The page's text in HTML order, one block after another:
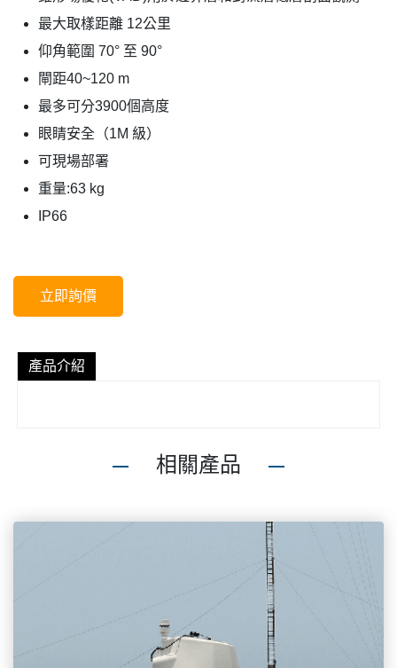
最大取樣距離 12公里
仰角範圍 70° 至 90°
閘距40~120 m
最多可分3900個高度
眼睛安全（1M 級）
可現場部署
重量:63 kg
IP66
立即詢價
產品介紹
相關產品